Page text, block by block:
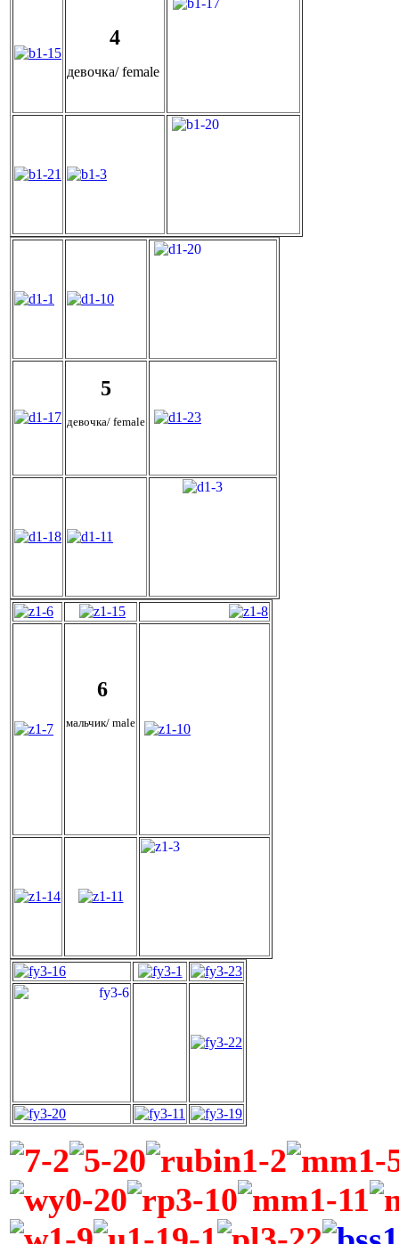
4
девочка/ female
5
девочка/ female
6
мальчик/ male